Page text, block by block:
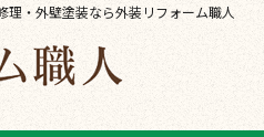
・外壁塗装なら外装リフォーム職人